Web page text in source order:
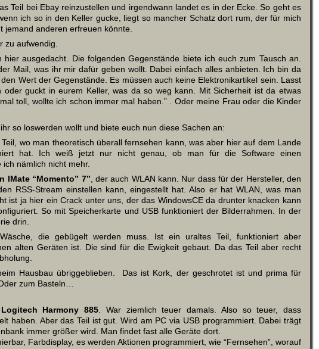
Teil bei Ebay reinzustellen und irgendwann landet es in der Ecke. So geht es
ich so in den Keller gucke, liegt so mancher Schatz dort rum, der für mich
jemand anderen erfreuen könnte.
zu aufwendig.
hier ausgedacht. Die folgenden Gegenstände biete ich euch zum Tausch an.
Mail, was ihr mir dafür geben wollt. Dabei einfach alles anbieten. Ich bin da
Wert der Gegenstände. Es müssen auch keine Elektronikartikel sein. Lasst
oder guckt in eurem Keller, was da so weg kann. Mit Sicherheit ist da etwas
toll, wollte ich schon immer mal haben.” . Oder meine Frau oder die Kinder
so loswerden wollt und biete euch nun diese Sachen an:
wo man theoretisch überall fernsehen kann, was aber hier auf dem Lande
hat. Ich weiß jetzt nur nicht genau, ob man für die Software einen
nämlich nicht mehr.
“Momento” 7’’ , der auch WLAN kann. Nur dass für der Hersteller, den
RSS-Stream einstellen kann, eingestellt hat. Also er hat WLAN, was man
ist ja hier ein Crack unter uns, der das WindowsCE da drunter knacken kann
So mit Speicherkarte und USB funktioniert der Bilderrahmen. In der
drin.
die gebügelt werden muss. Ist ein uraltes Teil, funktioniert aber
alten Geräten ist. Die sind für die Ewigkeit gebaut. Da das Teil aber recht
Hausbau übriggeblieben. Das ist Kork, der geschrotet ist und prima für
zum Basteln…
Logitech Harmony 885 . War ziemlich teuer damals. Also so teuer, dass
haben. Aber das Teil ist gut. Wird am PC via USB programmiert. Dabei trägt
immer größer wird. Man findet fast alle Geräte dort.
Farbdisplay, es werden Aktionen programmiert, wie “Fernsehen”, worauf